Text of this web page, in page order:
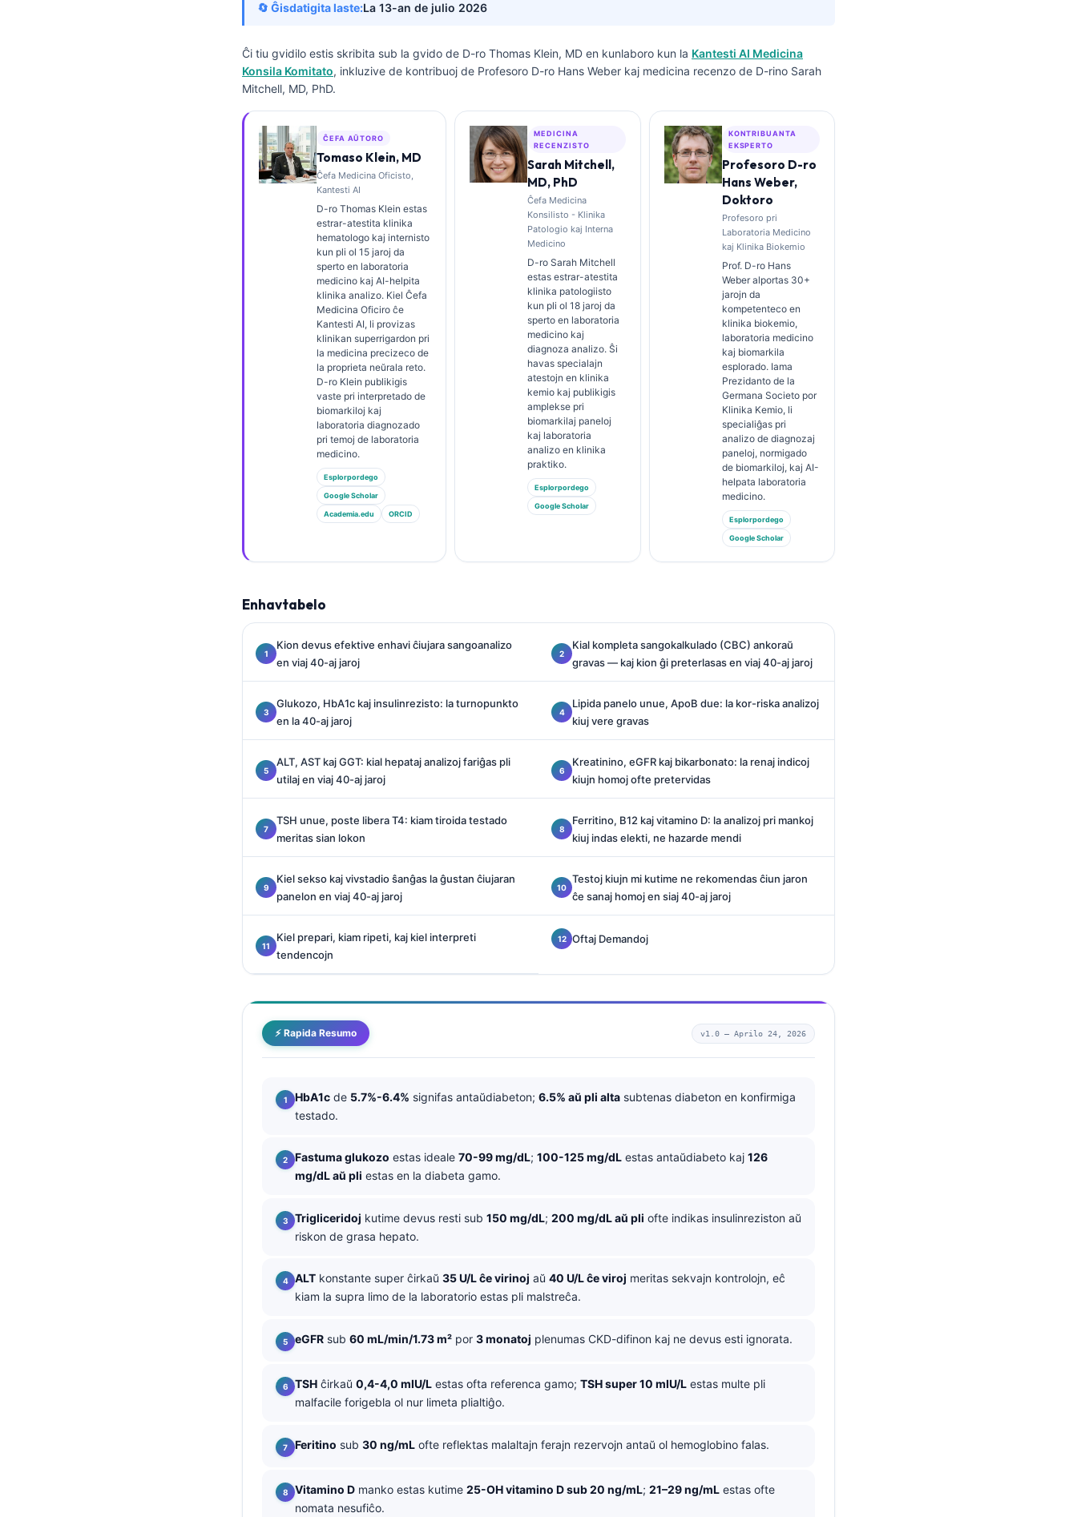
🔄 Ĝisdatigita laste:La 13-an de julio 2026
Ĉi tiu gvidilo estis skribita sub la gvido de D-ro Thomas Klein, MD en kunlaboro kun la Kantesti AI Medicina
Konsila Komitato, inkluzive de kontribuoj de Profesoro D-ro Hans Weber kaj medicina recenzo de D-rino Sarah
Mitchell, MD, PhD.
ĈEFA AŬTORO
Tomaso Klein, MD
Ĉefa Medicina Oficisto,
Kantesti AI
D-ro Thomas Klein estas
estrar-atestita klinika
hematologo kaj internisto
kun pli ol 15 jaroj da
sperto en laboratoria
medicino kaj AI-helpita
klinika analizo. Kiel Ĉefa
Medicina Oficiro ĉe
Kantesti AI, li provizas
klinikan superrigardon pri
la medicina precizeco de
la proprieta neŭrala reto.
D-ro Klein publikigis
vaste pri interpretado de
biomarkiloj kaj
laboratoria diagnozado
pri temoj de laboratoria
medicino.
Esplorpordego
Google Scholar
Academia.edu ORCID
MEDICINA
RECENZISTO
Sarah Mitchell,
MD, PhD
Ĉefa Medicina
Konsilisto - Klinika
Patologio kaj Interna
Medicino
D-ro Sarah Mitchell
estas estrar-atestita
klinika patologiisto
kun pli ol 18 jaroj da
sperto en laboratoria
medicino kaj
diagnoza analizo. Ŝi
havas specialajn
atestojn en klinika
kemio kaj publikigis
amplekse pri
biomarkilaj paneloj
kaj laboratoria
analizo en klinika
praktiko.
Esplorpordego
Google Scholar
KONTRIBUANTA
EKSPERTO
Profesoro D-ro
Hans Weber,
Doktoro
Profesoro pri
Laboratoria Medicino
kaj Klinika Biokemio
Prof. D-ro Hans
Weber alportas 30+
jarojn da
kompetenteco en
klinika biokemio,
laboratoria medicino
kaj biomarkila
esplorado. Iama
Prezidanto de la
Germana Societo por
Klinika Kemio, li
specialiĝas pri
analizo de diagnozaj
paneloj, normigado
de biomarkiloj, kaj AI-
helpata laboratoria
medicino.
Esplorpordego
Google Scholar
Enhavtabelo
Kion devus efektive enhavi ĉiujara sangoanalizo
en viaj 40-aj jaroj
Kial kompleta sangokalkulado (CBC) ankoraŭ
gravas — kaj kion ĝi preterlasas en viaj 40-aj jaroj
Glukozo, HbA1c kaj insulinrezisto: la turnopunkto
en la 40-aj jaroj
Lipida panelo unue, ApoB due: la kor-riska analizoj
kiuj vere gravas
ALT, AST kaj GGT: kial hepataj analizoj fariĝas pli
utilaj en viaj 40-aj jaroj
Kreatinino, eGFR kaj bikarbonato: la renaj indicoj
kiujn homoj ofte pretervidas
TSH unue, poste libera T4: kiam tiroida testado
meritas sian lokon
Ferritino, B12 kaj vitamino D: la analizoj pri mankoj
kiuj indas elekti, ne hazarde mendi
Kiel sekso kaj vivstadio ŝanĝas la ĝustan ĉiujaran
panelon en viaj 40-aj jaroj
Testoj kiujn mi kutime ne rekomendas ĉiun jaron
ĉe sanaj homoj en siaj 40-aj jaroj
Kiel prepari, kiam ripeti, kaj kiel interpreti
tendencojn
Oftaj Demandoj
⚡ Rapida Resumo v1.0 — Aprilo 24, 2026
HbA1c de 5.7%-6.4% signifas antaŭdiabeton; 6.5% aŭ pli alta subtenas diabeton en konfirmiga
testado.
Fastuma glukozo estas ideale 70-99 mg/dL; 100-125 mg/dL estas antaŭdiabeto kaj 126
mg/dL aŭ pli estas en la diabeta gamo.
Trigliceridoj kutime devus resti sub 150 mg/dL; 200 mg/dL aŭ pli ofte indikas insulinreziston aŭ
riskon de grasa hepato.
ALT konstante super ĉirkaŭ 35 U/L ĉe virinoj aŭ 40 U/L ĉe viroj meritas sekvajn kontrolojn, eĉ
kiam la supra limo de la laboratorio estas pli malstreĉa.
eGFR sub 60 mL/min/1.73 m² por 3 monatoj plenumas CKD-difinon kaj ne devus esti ignorata.
TSH ĉirkaŭ 0,4-4,0 mIU/L estas ofta referenca gamo; TSH super 10 mIU/L estas multe pli
malfacile forigebla ol nur limeta plialtiĝo.
Feritino sub 30 ng/mL ofte reflektas malaltajn ferajn rezervojn antaŭ ol hemoglobino falas.
Vitamino D manko estas kutime 25-OH vitamino D sub 20 ng/mL; 21–29 ng/mL estas ofte
nomata nesufiĉo.